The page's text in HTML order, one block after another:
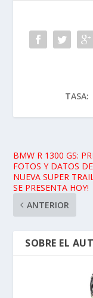
TASA:
BMW R 1300 GS:
FOTOS Y DATOS
NUEVA SUPER
SE PRESENTA HOY!
ANTERIOR
SOBRE EL